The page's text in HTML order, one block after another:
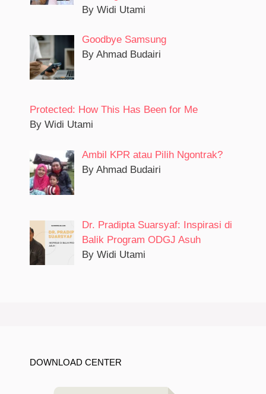
By Widi Utami
Goodbye Samsung
By Ahmad Budairi
Protected: How This Has Been for Me
By Widi Utami
Ambil KPR atau Pilih Ngontrak?
By Ahmad Budairi
Dr. Pradipta Suarsyaf: Inspirasi di
Balik Program ODGJ Asuh
By Widi Utami
DOWNLOAD CENTER